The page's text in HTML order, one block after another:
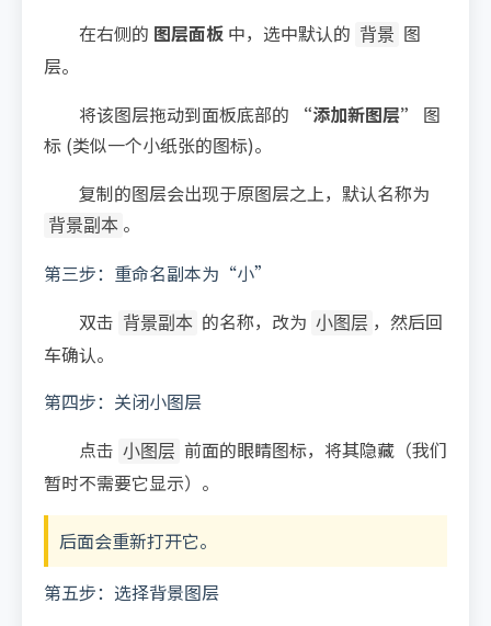
在右侧的 图层面板 中，选中默认的 背景 图
层。
将该图层拖动到面板底部的
“添加新图层”
图
标 (类似一个小纸张的图标)。
复制的图层会出现于原图层之上，默认名称为
背景副本 。
第三步：重命名副本为“小”
双击 背景副本 的名称，改为 小图层 ，然后回
车确认。
第四步：关闭小图层
点击 小图层 前面的眼睛图标，将其隐藏（我们
暂时不需要它显示）。
后面会重新打开它。
第五步：选择背景图层